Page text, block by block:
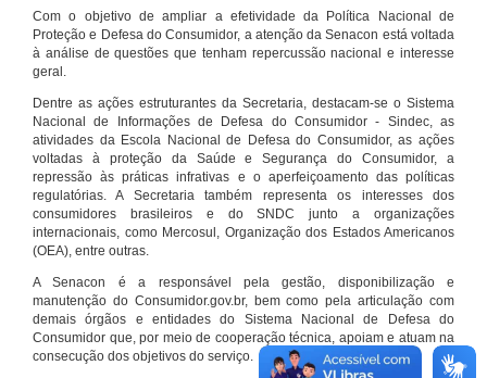
Com o objetivo de ampliar a efetividade da Política Nacional de
Proteção e Defesa do Consumidor, a atenção da Senacon está voltada
à análise de questões que tenham repercussão nacional e interesse
geral.
Dentre as ações estruturantes da Secretaria, destacam-se o Sistema
Nacional de Informações de Defesa do Consumidor - Sindec, as
atividades da Escola Nacional de Defesa do Consumidor, as ações
voltadas à proteção da Saúde e Segurança do Consumidor, a
repressão às práticas infrativas e o aperfeiçoamento das políticas
regulatórias. A Secretaria também representa os interesses dos
consumidores brasileiros e do SNDC junto a organizações
internacionais, como Mercosul, Organização dos Estados Americanos
(OEA), entre outras.
A Senacon é a responsável pela gestão, disponibilização e
manutenção do Consumidor.gov.br, bem como pela articulação com
demais órgãos e entidades do Sistema Nacional de Defesa do
Consumidor que, por meio de cooperação técnica, apoiam e atuam na
consecução dos objetivos do serviço.